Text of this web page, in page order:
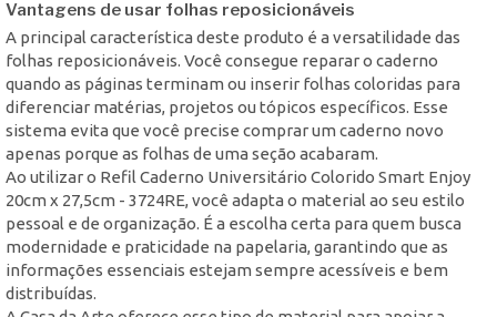
Vantagens de usar folhas reposicionáveis
A principal característica deste produto é a versatilidade das
folhas reposicionáveis. Você consegue reparar o caderno
quando as páginas terminam ou inserir folhas coloridas para
diferenciar matérias, projetos ou tópicos específicos. Esse
sistema evita que você precise comprar um caderno novo
apenas porque as folhas de uma seção acabaram.
Ao utilizar o Refil Caderno Universitário Colorido Smart Enjoy
20cm x 27,5cm - 3724RE, você adapta o material ao seu estilo
pessoal e de organização. É a escolha certa para quem busca
modernidade e praticidade na papelaria, garantindo que as
informações essenciais estejam sempre acessíveis e bem
distribuídas.